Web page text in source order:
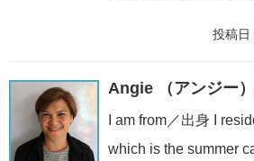
投稿日
Angie （アンジー
I am from／出身 I
which is the summer